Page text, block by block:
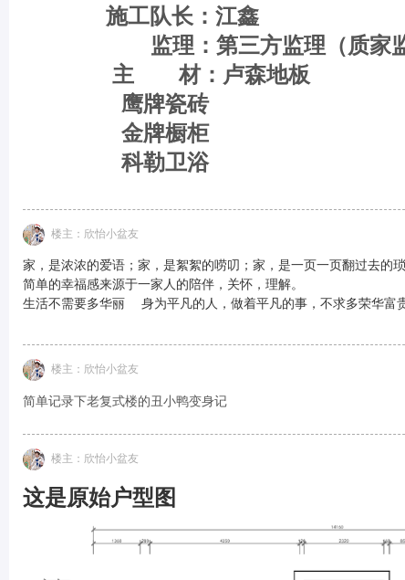
施工队长：江鑫
监理：第三方监理（质家监
主 材： 卢森地板
鹰牌瓷砖
金牌橱柜
科勒卫浴
楼主：欣怡小盆友
家，是浓浓的爱语；家，是絮絮的唠叨；家，是一页一页翻过去的
简单的幸福感来源于一家人的陪伴，关怀，理解。
生活不需要多华丽 身为平凡的人，做着平凡的事，不求多荣华富
楼主：欣怡小盆友
简单记录下老复式楼的丑小鸭变身记
楼主：欣怡小盆友
这是原始户型图